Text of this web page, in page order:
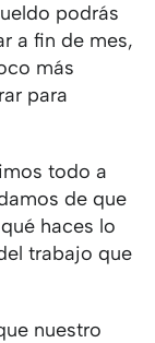
podrás
a fin de mes,
más
para
todo a
de que
haces lo
trabajo que
nuestro